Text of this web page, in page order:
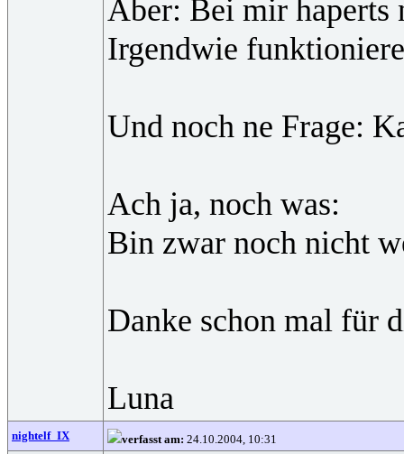
Aber: Bei mir haperts
Irgendwie
Und noch ne Frage:
Ach ja, noch was:
Bin zwar noch nicht
Danke schon mal für
Luna
nightelf_IX verfasst am: 24.10.2004, 10:31